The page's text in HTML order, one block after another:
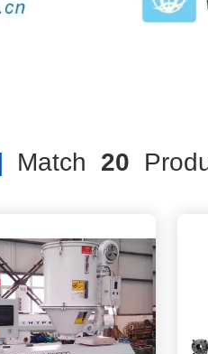
Match 20